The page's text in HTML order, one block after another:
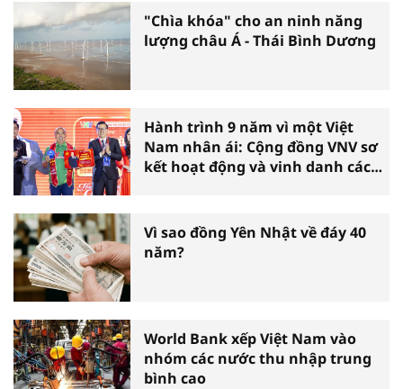
"Chìa khóa" cho an ninh năng
lượng châu Á - Thái Bình Dương
Hành trình 9 năm vì một Việt
Nam nhân ái: Cộng đồng VNV sơ
kết hoạt động và vinh danh các
Vì sao đồng Yên Nhật về đáy 40
năm?
World Bank xếp Việt Nam vào
nhóm các nước thu nhập trung
bình cao